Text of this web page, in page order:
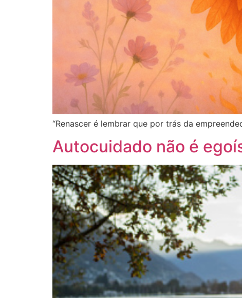
“Renascer é lembrar que por trás da
Autocuidado não é